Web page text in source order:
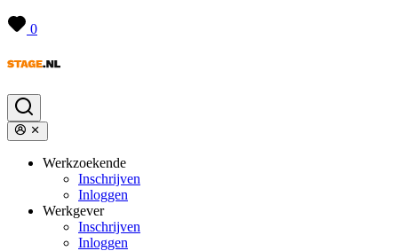
0
Werkzoekende
Inschrijven
Inloggen
Werkgever
Inschrijven
Inloggen